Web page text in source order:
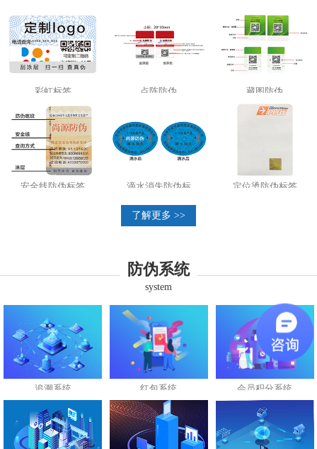
彩虹标签 点阵防伪 藏图防伪
安全线防伪标签 滴水消失防伪标 定位烫防伪标签
了解更多 >>
防伪系统
system
追溯系统 红包系统 会员积分系统